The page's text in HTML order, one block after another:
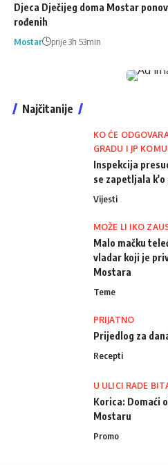
Djeca Dječijeg doma Mostar
rođenih
Mostar prije 3h 53min
Najčitanije
KO ĆE
GRADU I JP
Inspekcija
se zapetljala k'o
Vijesti
MOŽE LI IKO
Malo mačku
vladar koji je
Mostara
Teme
PRIJATNO
Prijedlog za
Recepti
U ULICI RADE
Korica: Domaći
Mostaru
Promo